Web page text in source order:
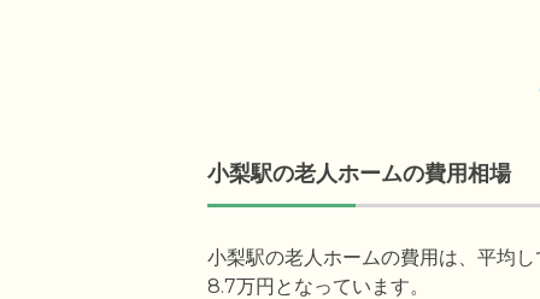
小梨駅の老人ホームの費用相場
小梨駅の老人ホームの費用は、平均
8.7万円となっています。